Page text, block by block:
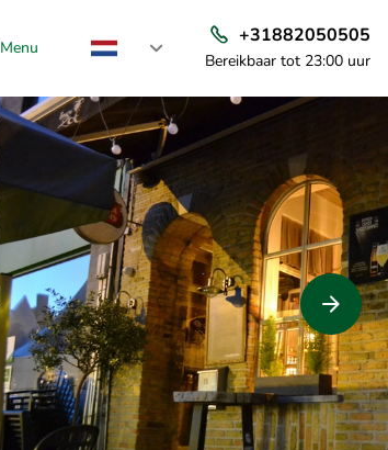
Menu
+31882050505
Bereikbaar tot 23:00 uur